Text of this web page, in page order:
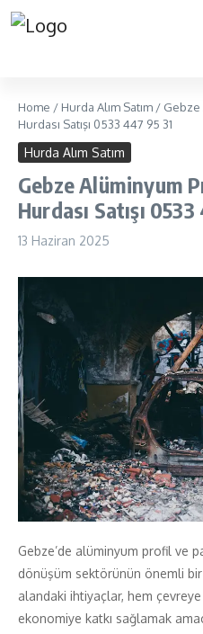
Home / Hurda Alım Satım / Gebze
Hurdası Satışı 0533 447 95 31
Hurda Alım Satım
Gebze Alüminyum
Hurdası Satışı
13 Haziran 2025
Gebze’de alüminyum profil ve
dönüşüm sektörünün önemli bir
alandaki ihtiyaçlar, hem
ekonomiye katkı sağlamak